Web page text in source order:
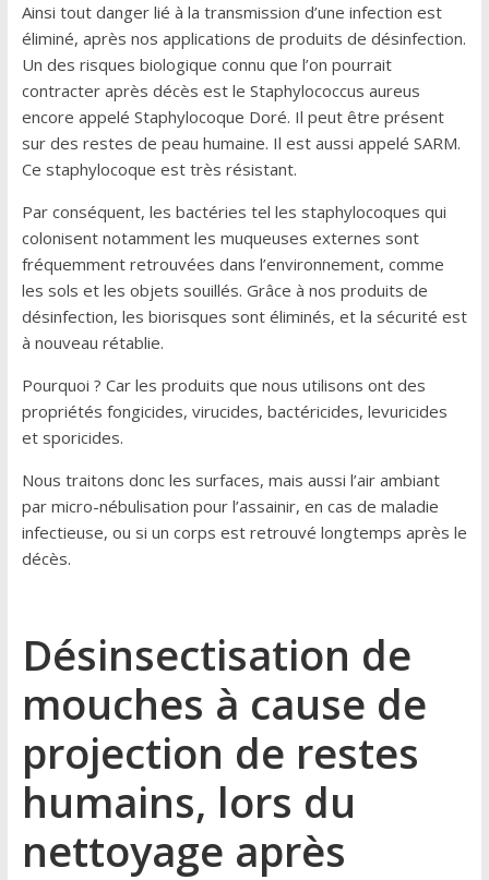
Ainsi tout danger lié à la transmission d’une infection est
éliminé, après nos applications de produits de désinfection.
Un des risques biologique connu que l’on pourrait
contracter après décès est le Staphylococcus aureus
encore appelé Staphylocoque Doré. Il peut être présent
sur des restes de peau humaine. Il est aussi appelé SARM.
Ce staphylocoque est très résistant.
Par conséquent, les bactéries tel les staphylocoques qui
colonisent notamment les muqueuses externes sont
fréquemment retrouvées dans l’environnement, comme
les sols et les objets souillés. Grâce à nos produits de
désinfection, les biorisques sont éliminés, et la sécurité est
à nouveau rétablie.
Pourquoi ? Car les produits que nous utilisons ont des
propriétés fongicides, virucides, bactéricides, levuricides
et sporicides.
Nous traitons donc les surfaces, mais aussi l’air ambiant
par micro-nébulisation pour l’assainir, en cas de maladie
infectieuse, ou si un corps est retrouvé longtemps après le
décès.
Désinsectisation de
mouches à cause de
projection de restes
humains, lors du
nettoyage après